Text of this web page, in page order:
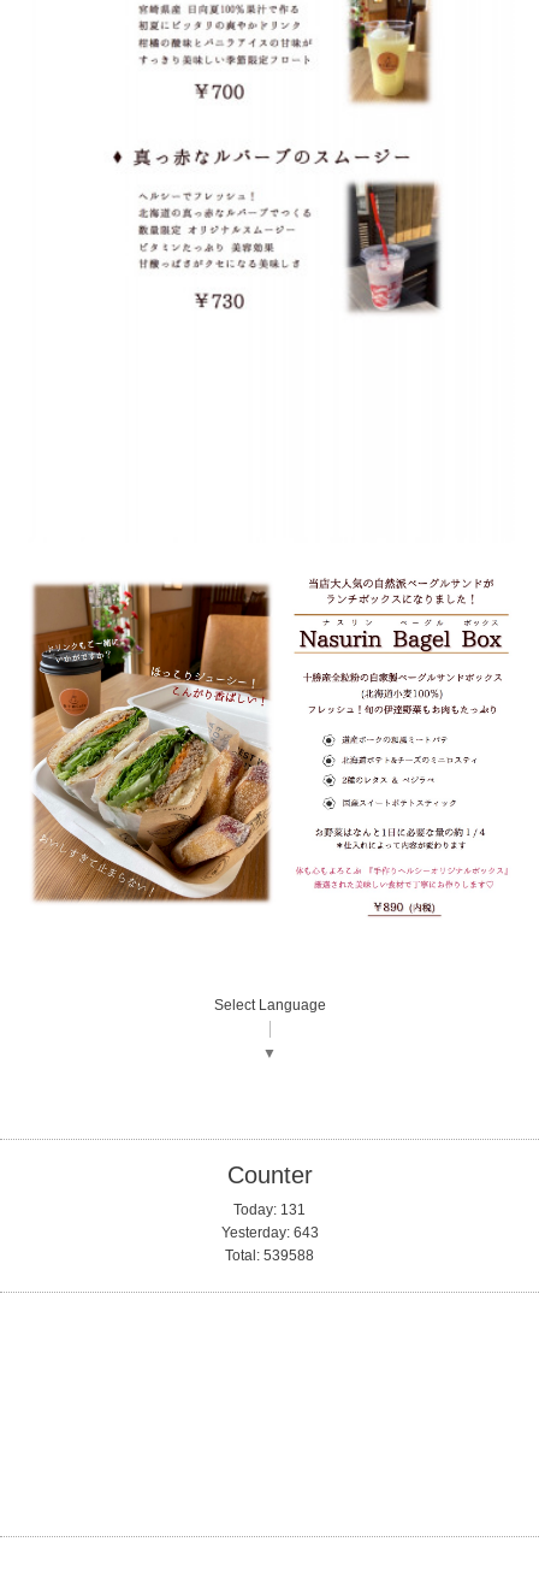
Select Language
▼
Counter
Today: 131
Yesterday: 643
Total: 539588